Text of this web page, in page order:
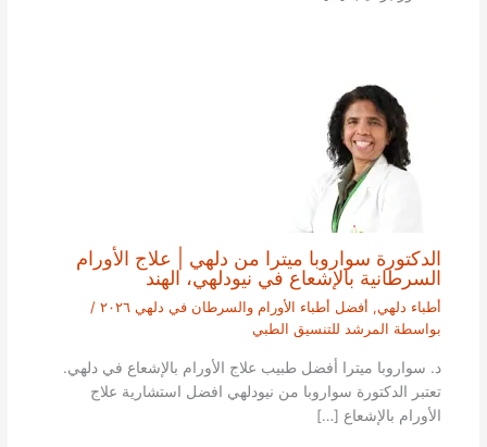
الدكتورة سواروبا ميترا من دلهي | علاج الأورام
السرطانية بالإشعاع في نيودلهي، الهند
أطباء دلهي, أفضل أطباء الأورام والسرطان في دلهي ٢٠٢٦
/
بواسطة المرشد للتنسيق الطبي
د. سواروبا ميترا أفضل طبيب علاج الأورام بالإشعاع في دلهي.
تعتبر الدكتورة سواروبا من نيودلهي افضل استشارية علاج
الأورام بالإشعاع […]